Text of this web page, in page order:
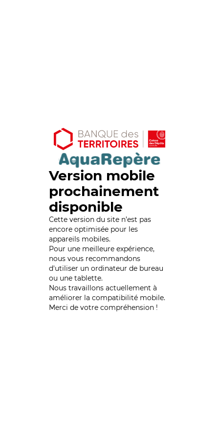
Version mobile
prochainement
disponible
Cette version du site n’est pas
encore optimisée pour les
appareils mobiles.
Pour une meilleure expérience,
nous vous recommandons
d'utiliser un ordinateur de bureau
ou une tablette.
Nous travaillons actuellement à
améliorer la compatibilité mobile.
Merci de votre compréhension !